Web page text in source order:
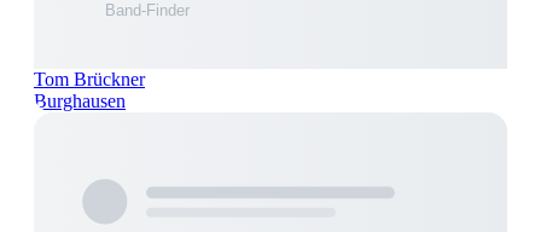
Tom Brückner
Burghausen